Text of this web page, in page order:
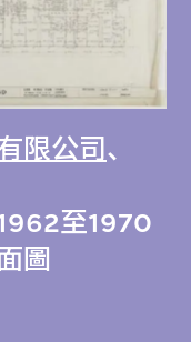
限公司 、
至1970
圖